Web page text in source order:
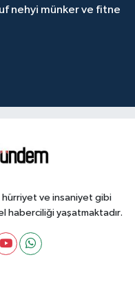
nehyi münker ve fitne
ve insaniyet gibi
haberciliği yaşatmaktadır.